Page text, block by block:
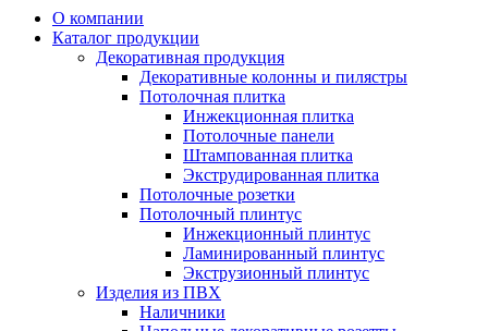
О компании
Каталог продукции
Декоративная продукция
Декоративные колонны и пилястры
Потолочная плитка
Инжекционная плитка
Потолочные панели
Штампованная плитка
Экструдированная плитка
Потолочные розетки
Потолочный плинтус
Инжекционный плинтус
Ламинированный плинтус
Экструзионный плинтус
Изделия из ПВХ
Наличники